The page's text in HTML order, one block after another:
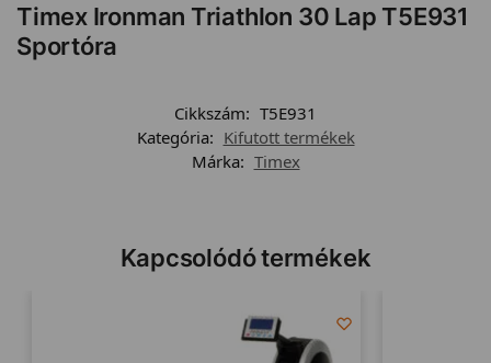
Timex Ironman Triathlon 30 Lap T5E931
Sportóra
Cikkszám: T5E931
Kategória: Kifutott termékek
Márka: Timex
Kapcsolódó termékek